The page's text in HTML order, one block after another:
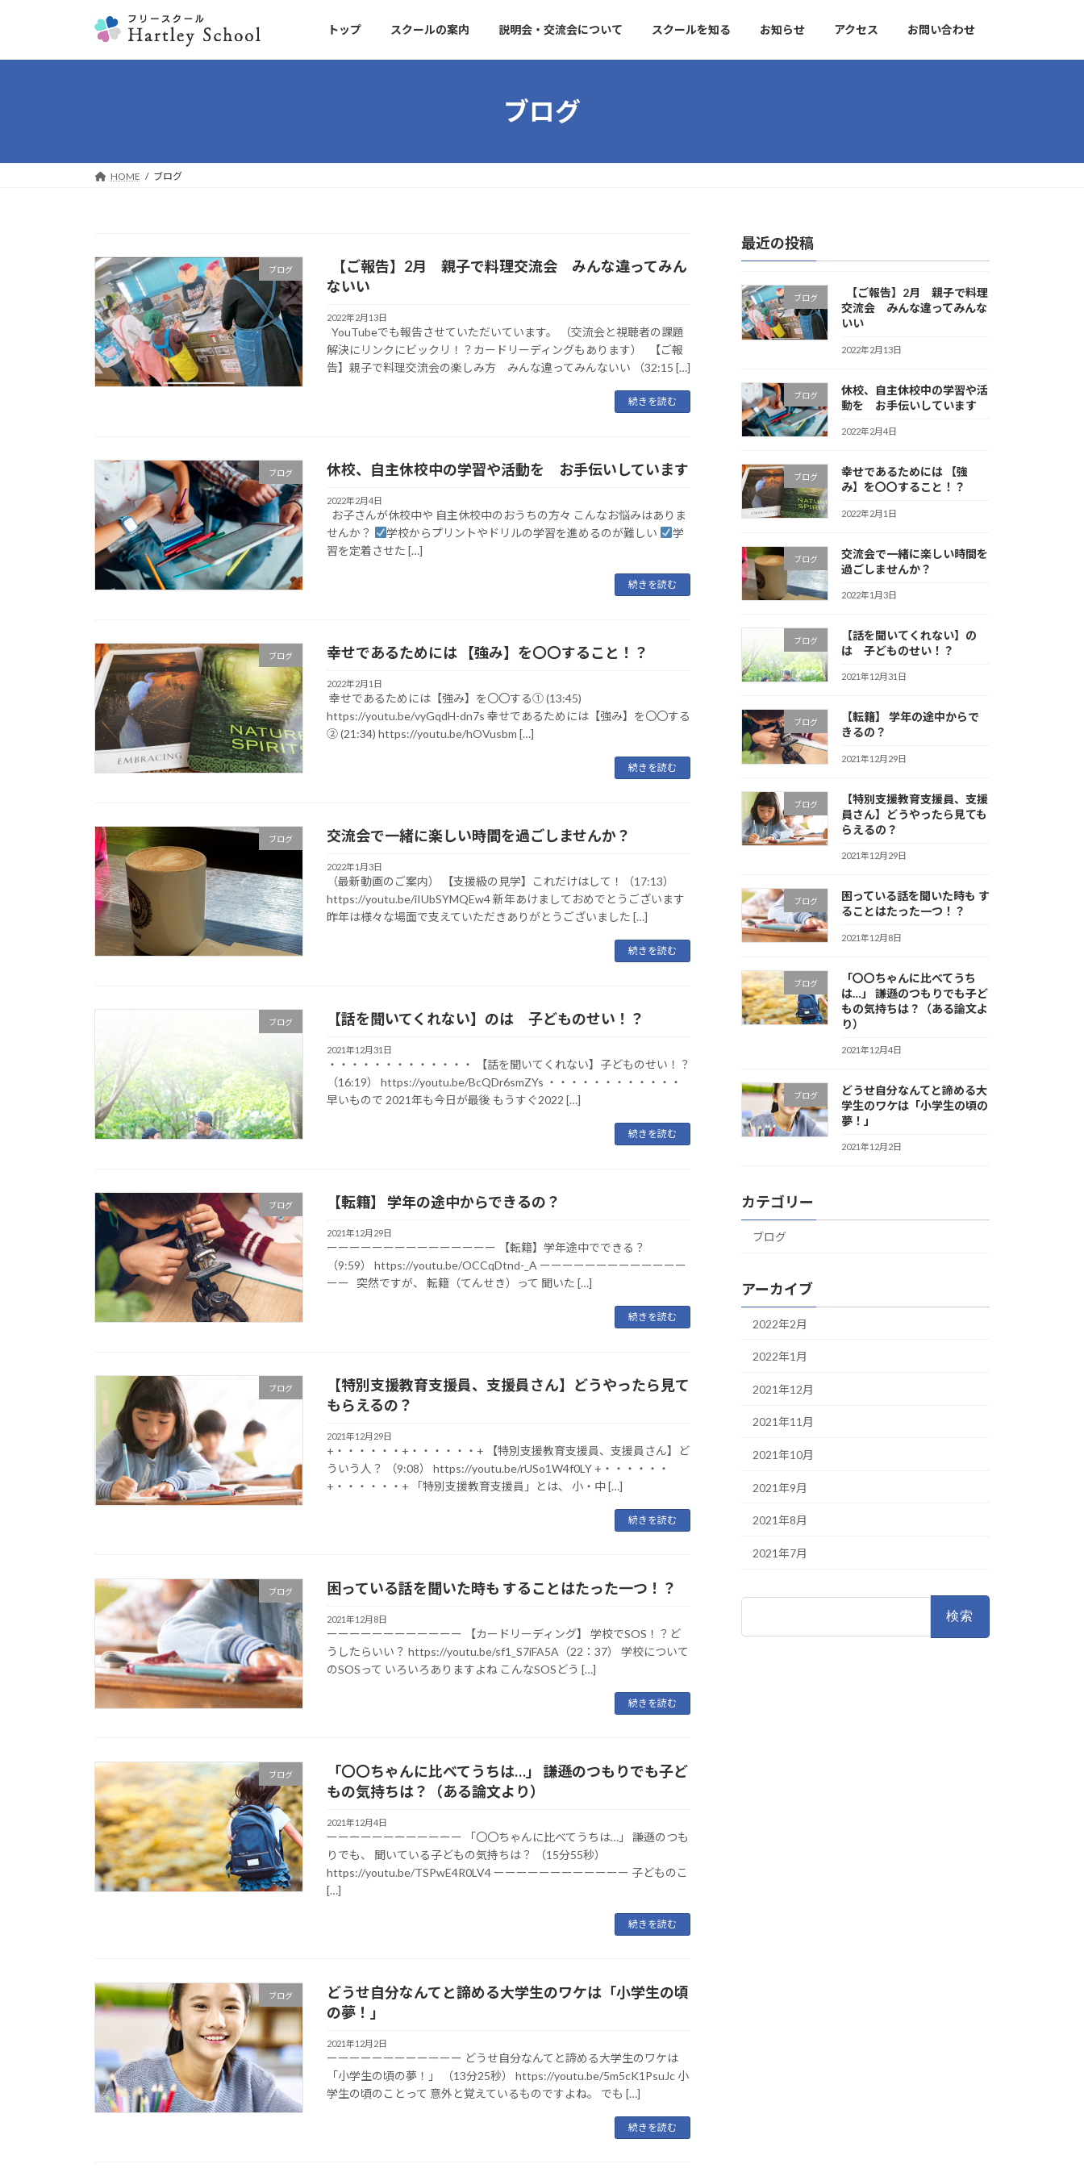
ッ
移
トップ スクールの案内 説明会・交流会について スクールを知る お知らせ アクセス お問い合わせ
ブログ
HOME ブログ
ブログ
【ご報告】2月 親子で料理交流会 みんな違ってみん
ないい
2022年2月13日
YouTubeでも報告させていただいています。 （交流会と視聴者の課題
解決にリンクにビックリ！？カードリーディングもあります） 【ご報
告】親子で料理交流会の楽しみ方 みんな違ってみんないい （32:15 […]
続きを読む
ブログ 休校、自主休校中の学習や活動を お手伝いしています
2022年2月4日
お子さんが休校中や 自主休校中のおうちの方々 こんなお悩みはありま
せんか？
学校からプリントやドリルの学習を進めるのが難しい
学
習を定着させた […]
続きを読む
ブログ 幸せであるためには 【強み】を〇〇すること！？
2022年2月1日
幸せであるためには【強み】を〇〇する① (13:45)
https://youtu.be/vyGqdH-dn7s 幸せであるためには【強み】を〇〇する
② (21:34) https://youtu.be/hOVusbm […]
続きを読む
ブログ 交流会で一緒に楽しい時間を過ごしませんか？
2022年1月3日
（最新動画のご案内） 【支援級の見学】これだけはして！（17:13）
https://youtu.be/iIUbSYMQEw4 新年あけましておめでとうございます
昨年は様々な場面で支えていただきありがとうございました […]
続きを読む
ブログ 【話を聞いてくれない】のは 子どものせい！？
2021年12月31日
・・・・・・・・・・・・・ 【話を聞いてくれない】子どものせい！？
（16:19） https://youtu.be/BcQDr6smZYs ・・・・・・・・・・・・
早いもので 2021年も今日が最後 もうすぐ2022 […]
続きを読む
ブログ 【転籍】 学年の途中からできるの？
2021年12月29日
ーーーーーーーーーーーーーーー 【転籍】学年途中でできる？
（9:59） https://youtu.be/OCCqDtnd-_A ーーーーーーーーーーーーー
ーー 突然ですが、 転籍（てんせき）って 聞いた […]
続きを読む
ブログ
【特別支援教育支援員、支援員さん】どうやったら見て
もらえるの？
2021年12月29日
+・・・・・・+・・・・・・+ 【特別支援教育支援員、支援員さん】ど
ういう人？ （9:08） https://youtu.be/rUSo1W4f0LY +・・・・・・
+・・・・・・+ 「特別支援教育支援員」とは、 小・中 […]
続きを読む
ブログ 困っている話を聞いた時も することはたった一つ！？
2021年12月8日
ーーーーーーーーーーーー 【カードリーディング】 学校でSOS！？ど
うしたらいい？ https://youtu.be/sf1_S7iFA5A（22：37） 学校について
のSOSって いろいろありますよね こんなSOSどう […]
続きを読む
ブログ
「〇〇ちゃんに比べてうちは…」 謙遜のつもりでも子ど
もの気持ちは？（ある論文より）
2021年12月4日
ーーーーーーーーーーーー 「〇〇ちゃんに比べてうちは…」 謙遜のつも
りでも、 聞いている子どもの気持ちは？ （15分55秒）
https://youtu.be/TSPwE4R0LV4 ーーーーーーーーーーーー 子どものこ
[…]
続きを読む
ブログ
どうせ自分なんてと諦める大学生のワケは「小学生の頃
の夢！」
2021年12月2日
ーーーーーーーーーーーー どうせ自分なんてと諦める大学生のワケは
「小学生の頃の夢！」 （13分25秒） https://youtu.be/5m5cK1PsuJc 小
学生の頃のことって 意外と覚えているものですよね。 でも […]
続きを読む
最近の投稿
ブログ
【ご報告】2月 親子で料理
交流会 みんな違ってみんな
いい
2022年2月13日
ブログ
休校、自主休校中の学習や活
動を お手伝いしています
2022年2月4日
ブログ
幸せであるためには 【強
み】を〇〇すること！？
2022年2月1日
ブログ
交流会で一緒に楽しい時間を
過ごしませんか？
2022年1月3日
ブログ
【話を聞いてくれない】の
は 子どものせい！？
2021年12月31日
ブログ
【転籍】 学年の途中からで
きるの？
2021年12月29日
ブログ
【特別支援教育支援員、支援
員さん】どうやったら見ても
らえるの？
2021年12月29日
ブログ
困っている話を聞いた時も す
ることはたった一つ！？
2021年12月8日
ブログ
「〇〇ちゃんに比べてうち
は…」 謙遜のつもりでも子ど
もの気持ちは？（ある論文よ
り）
2021年12月4日
ブログ
どうせ自分なんてと諦める大
学生のワケは「小学生の頃の
夢！」
2021年12月2日
カテゴリー
ブログ
アーカイブ
2022年2月
2022年1月
2021年12月
2021年11月
2021年10月
2021年9月
2021年8月
2021年7月
検